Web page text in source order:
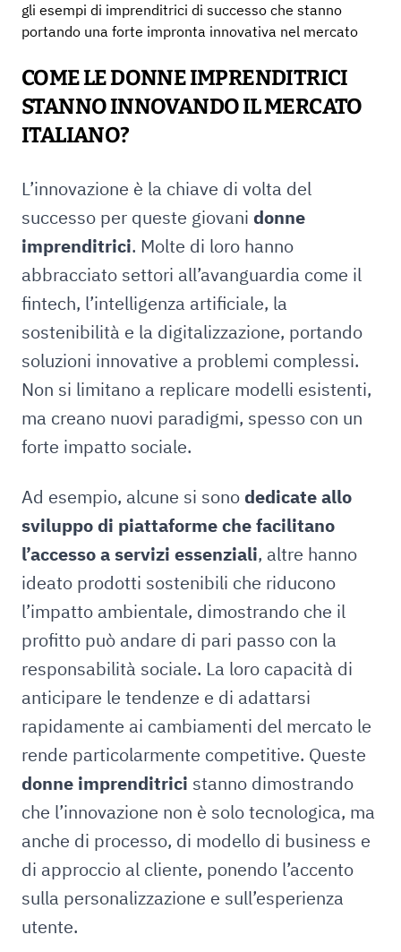
gli esempi di imprenditrici di successo che stanno
portando una forte impronta innovativa nel mercato
COME LE DONNE IMPRENDITRICI
STANNO INNOVANDO IL MERCATO
ITALIANO?
L’innovazione è la chiave di volta del
successo per queste giovani donne
imprenditrici. Molte di loro hanno
abbracciato settori all’avanguardia come il
fintech, l’intelligenza artificiale, la
sostenibilità e la digitalizzazione, portando
soluzioni innovative a problemi complessi.
Non si limitano a replicare modelli esistenti,
ma creano nuovi paradigmi, spesso con un
forte impatto sociale.
Ad esempio, alcune si sono dedicate allo
sviluppo di piattaforme che facilitano
l’accesso a servizi essenziali, altre hanno
ideato prodotti sostenibili che riducono
l’impatto ambientale, dimostrando che il
profitto può andare di pari passo con la
responsabilità sociale. La loro capacità di
anticipare le tendenze e di adattarsi
rapidamente ai cambiamenti del mercato le
rende particolarmente competitive. Queste
donne imprenditrici stanno dimostrando
che l’innovazione non è solo tecnologica, ma
anche di processo, di modello di business e
di approccio al cliente, ponendo l’accento
sulla personalizzazione e sull’esperienza
utente.